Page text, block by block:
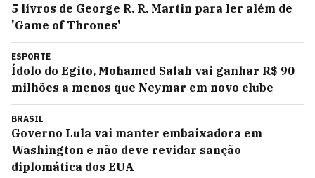
5 livros de George R. R. Martin para ler além de
'Game of Thrones'
ESPORTE
Ídolo do Egito, Mohamed Salah vai ganhar R$ 90
milhões a menos que Neymar em novo clube
BRASIL
Governo Lula vai manter embaixadora em
Washington e não deve revidar sanção
diplomática dos EUA